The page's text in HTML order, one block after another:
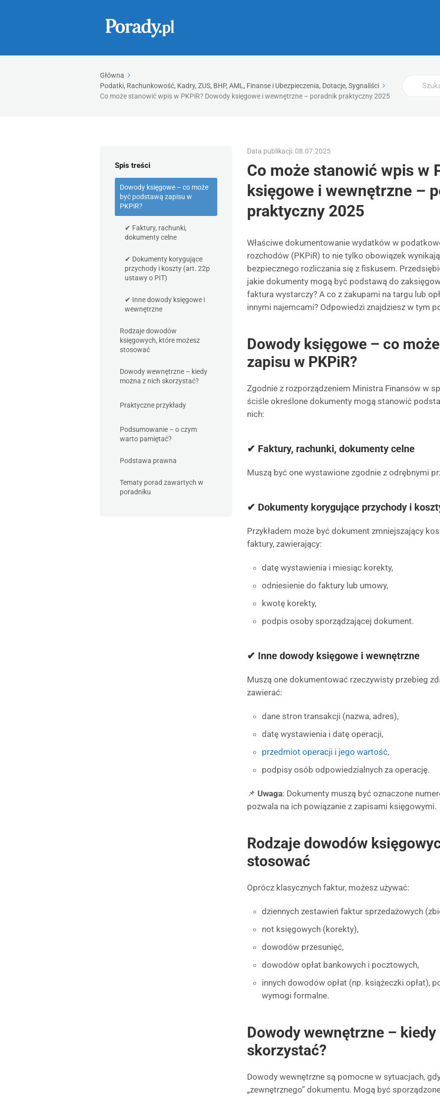
Główna
Podatki, Rachunkowość, Kadry, ZUS, BHP, AML, Finanse i Ubezpieczenia, Dotacje, Sygnaliści
Co może stanowić wpis w PKPiR? Dowody księgowe i wewnętrzne – poradnik praktyczny 2025
Wyszukaj
Spis treści
Dowody księgowe – co może
być podstawą zapisu w
PKPiR?
✔ Faktury, rachunki,
dokumenty celne
✔ Dokumenty korygujące
przychody i koszty (art. 22p
ustawy o PIT)
✔ Inne dowody księgowe i
wewnętrzne
Rodzaje dowodów
księgowych, które możesz
stosować
Dowody wewnętrzne – kiedy
można z nich skorzystać?
Praktyczne przykłady
Podsumowanie – o czym
warto pamiętać?
Podstawa prawna
Tematy porad zawartych w
poradniku
Data publikacji: 08.07.2025
Co może stanowić wpis w
księgowe i wewnętrzne –
praktyczny 2025
Właściwe dokumentowanie wydatków w
rozchodów (PKPiR) to nie tylko obowiązek
bezpiecznego rozliczania się z fiskusem.
jakie dokumenty mogą być podstawą do
faktura wystarczy? A co z zakupami na targu lub
innymi najemcami? Odpowiedzi znajdziesz w tym
Dowody księgowe – co
zapisu w PKPiR?
Zgodnie z rozporządzeniem Ministra Finansów w
ściśle określone dokumenty mogą stanowić
nich:
✔ Faktury, rachunki, dokumenty celne
Muszą być one wystawione zgodnie z odrębnymi
✔ Dokumenty korygujące przychody i
Przykładem może być dokument zmniejszający
faktury, zawierający:
datę wystawienia i miesiąc korekty,
odniesienie do faktury lub umowy,
kwotę korekty,
podpis osoby sporządzającej dokument.
✔ Inne dowody księgowe i wewnętrzne
Muszą one dokumentować rzeczywisty przebieg
zawierać:
dane stron transakcji (nazwa, adres),
datę wystawienia i datę operacji,
przedmiot operacji i jego wartość,
podpisy osób odpowiedzialnych za operację.
📌 Uwaga: Dokumenty muszą być oznaczone
pozwala na ich powiązanie z zapisami księgowymi.
Rodzaje dowodów
stosować
Oprócz klasycznych faktur, możesz używać:
dziennych zestawień faktur sprzedażowych
not księgowych (korekty),
dowodów przesunięć,
dowodów opłat bankowych i pocztowych,
innych dowodów opłat (np. książeczki opłat),
wymogi formalne.
Dowody wewnętrzne –
skorzystać?
Dowody wewnętrzne są pomocne w sytuacjach,
„zewnętrznego” dokumentu. Mogą być